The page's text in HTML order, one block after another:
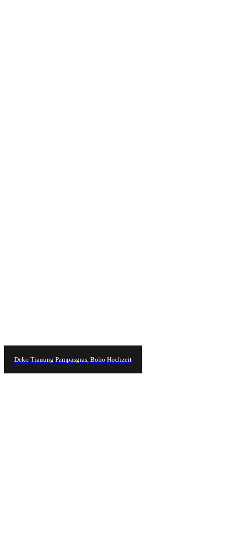
Deko Trauung Pampasgras, Boho Hochzeit